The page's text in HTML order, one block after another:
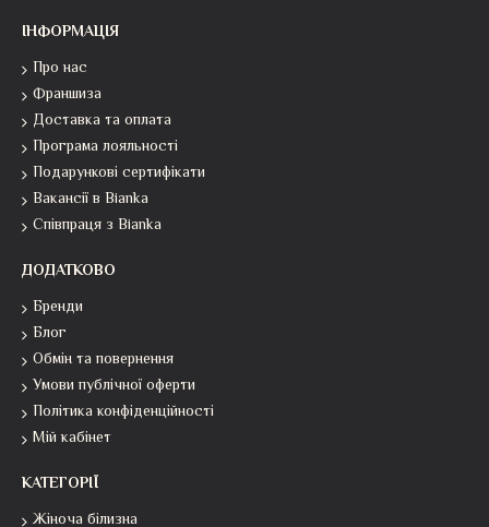
ІНФОРМАЦІЯ
Про нас
Франшиза
Доставка та оплата
Програма лояльності
Подарункові сертифікати
Вакансії в Bianka
Співпраця з Bianka
ДОДАТКОВО
Бренди
Блог
Обмін та повернення
Умови публічної оферти
Політика конфіденційності
Мій кабінет
КАТЕГОРІЇ
Жіноча білизна